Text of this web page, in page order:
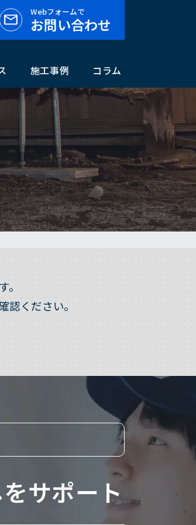
施工事例 コラム
Webフォームで
お問い合わせ
ください。
サポート